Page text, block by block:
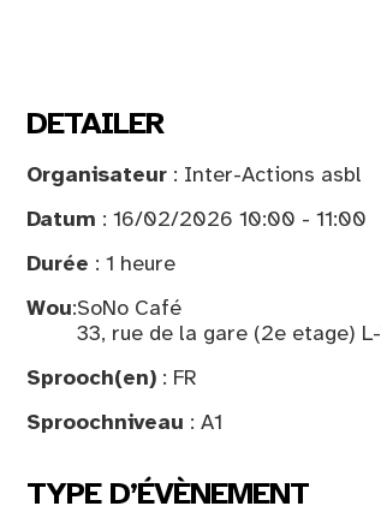
DETAILER
Organisateur : Inter-Actions asbl
Datum : 16/02/2026 10:00 - 11:00
Durée : 1 heure
Wou:SoNo Café
33, rue de la gare (2e etage)
Sprooch(en) : FR
Sproochniveau : A1
TYPE D’ÉVÈNEMENT